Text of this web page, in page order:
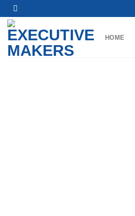
Skip
to
content
HOME